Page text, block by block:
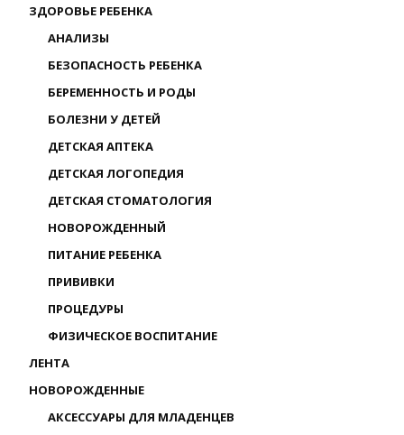
ЗДОРОВЬЕ РЕБЕНКА
АНАЛИЗЫ
БЕЗОПАСНОСТЬ РЕБЕНКА
БЕРЕМЕННОСТЬ И РОДЫ
БОЛЕЗНИ У ДЕТЕЙ
ДЕТСКАЯ АПТЕКА
ДЕТСКАЯ ЛОГОПЕДИЯ
ДЕТСКАЯ СТОМАТОЛОГИЯ
НОВОРОЖДЕННЫЙ
ПИТАНИЕ РЕБЕНКА
ПРИВИВКИ
ПРОЦЕДУРЫ
ФИЗИЧЕСКОЕ ВОСПИТАНИЕ
ЛЕНТА
НОВОРОЖДЕННЫЕ
АКСЕССУАРЫ ДЛЯ МЛАДЕНЦЕВ